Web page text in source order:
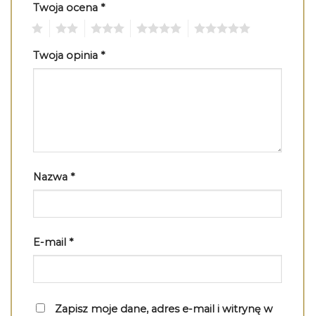
Twoja ocena *
Twoja opinia *
Nazwa *
E-mail *
Zapisz moje dane, adres e-mail i witrynę w